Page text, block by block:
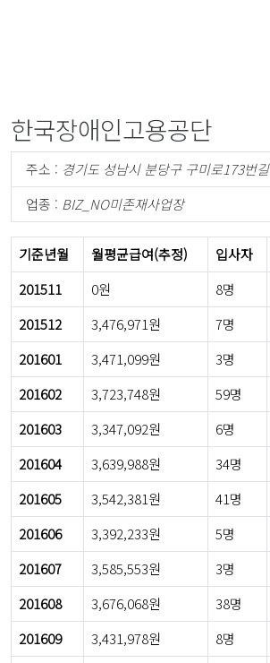
한국장애인고용공단
주소 : 경기도 성남시 분당구 구미로173번길
업종 : BIZ_NO미존재사업장
기준년월 월평균급여(추정) 입사자
201511
0원 8명
201512
3,476,971원 7명
201601
3,471,099원 3명
201602
3,723,748원 59명
201603
3,347,092원 6명
201604
3,639,988원 34명
201605
3,542,381원 41명
201606
3,392,233원 5명
201607
3,585,553원 3명
201608
3,676,068원 38명
201609
3,431,978원 8명